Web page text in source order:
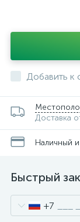
Добавить к
Доставка
Наличный
Быстрый
+7